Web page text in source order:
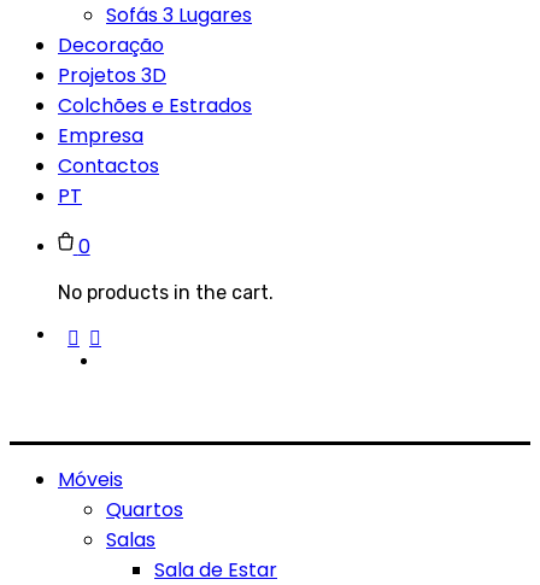
Sofás 3 Lugares
Decoração
Projetos 3D
Colchões e Estrados
Empresa
Contactos
PT
0
No products in the cart.
Móveis
Quartos
Salas
Sala de Estar